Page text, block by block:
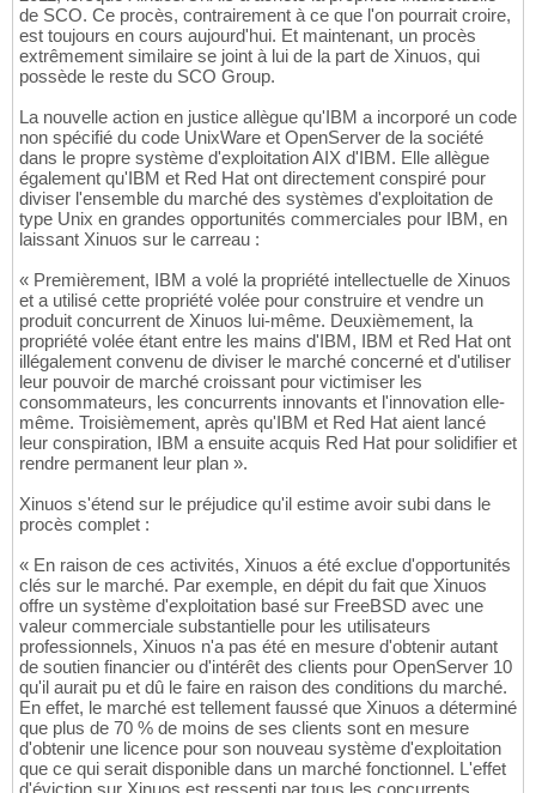
de SCO. Ce procès, contrairement à ce que l'on pourrait croire,
est toujours en cours aujourd'hui. Et maintenant, un procès
extrêmement similaire se joint à lui de la part de Xinuos, qui
possède le reste du SCO Group.
La nouvelle action en justice allègue qu'IBM a incorporé un code
non spécifié du code UnixWare et OpenServer de la société
dans le propre système d'exploitation AIX d'IBM. Elle allègue
également qu'IBM et Red Hat ont directement conspiré pour
diviser l'ensemble du marché des systèmes d'exploitation de
type Unix en grandes opportunités commerciales pour IBM, en
laissant Xinuos sur le carreau :
« Premièrement, IBM a volé la propriété intellectuelle de Xinuos
et a utilisé cette propriété volée pour construire et vendre un
produit concurrent de Xinuos lui-même. Deuxièmement, la
propriété volée étant entre les mains d'IBM, IBM et Red Hat ont
illégalement convenu de diviser le marché concerné et d'utiliser
leur pouvoir de marché croissant pour victimiser les
consommateurs, les concurrents innovants et l'innovation elle-
même. Troisièmement, après qu'IBM et Red Hat aient lancé
leur conspiration, IBM a ensuite acquis Red Hat pour solidifier et
rendre permanent leur plan ».
Xinuos s'étend sur le préjudice qu'il estime avoir subi dans le
procès complet :
« En raison de ces activités, Xinuos a été exclue d'opportunités
clés sur le marché. Par exemple, en dépit du fait que Xinuos
offre un système d'exploitation basé sur FreeBSD avec une
valeur commerciale substantielle pour les utilisateurs
professionnels, Xinuos n'a pas été en mesure d'obtenir autant
de soutien financier ou d'intérêt des clients pour OpenServer 10
qu'il aurait pu et dû le faire en raison des conditions du marché.
En effet, le marché est tellement faussé que Xinuos a déterminé
que plus de 70 % de moins de ses clients sont en mesure
d'obtenir une licence pour son nouveau système d'exploitation
que ce qui serait disponible dans un marché fonctionnel. L'effet